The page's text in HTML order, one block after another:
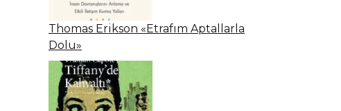
Thomas Erikson «Etrafım Aptallarla
Dolu»